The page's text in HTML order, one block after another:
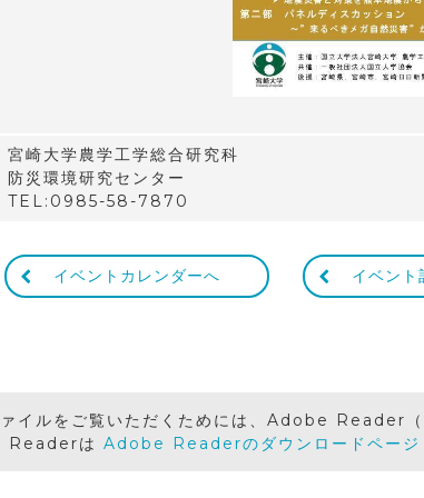
宮崎大学農学工学総合研究科
防災環境研究センター
TEL:0985-58-7870
イベントカレンダーへ イベント
イルをご覧いただくためには、Adobe Reader（
Readerは Adobe Readerのダウンロードページ